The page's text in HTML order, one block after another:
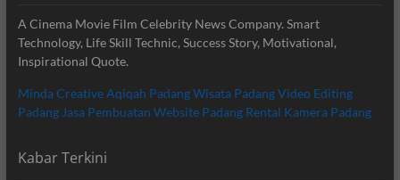
A Cinema Movie Film Celebrity News Company. Smart
Technology, Life Skill Technic, Success Story, Motivational,
Inspirational Quote.
Minda CreativeAqiqah PadangWisata PadangVideo Editing
Padang Jasa Pembuatan Website Padang Rental Kamera Padang
Kabar Terkini